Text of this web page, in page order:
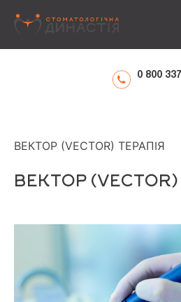
0 800
ВЕКТОР (VECTOR) ТЕРАПІЯ
ВЕКТОР